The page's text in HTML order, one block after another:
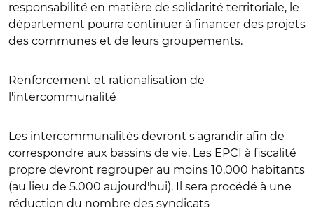
responsabilité en matière de solidarité territoriale, le
département pourra continuer à financer des projets
des communes et de leurs groupements.
Renforcement et rationalisation de
l'intercommunalité
Les intercommunalités devront s'agrandir afin de
correspondre aux bassins de vie. Les EPCI à fiscalité
propre devront regrouper au moins 10.000 habitants
(au lieu de 5.000 aujourd'hui). Il sera procédé à une
réduction du nombre des syndicats